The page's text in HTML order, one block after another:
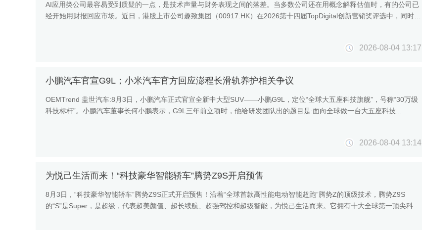
AI应用类公司最容易受到质疑的一点，是技术声量与财务表现之间的落差。当多数公司还在用概念解释估值时，有的公司已
经开始用财报回应市场。近日，港股上市公司趣致集团（00917.HK）在2026第十四届TopDigital创新营销奖评选中，同时
2026-08-04 13:17
小鹏汽车官宣G9L；小米汽车官方回应澎程长滑轨养护相关争议
OEMTrend 盖世汽车:8月3日，小鹏汽车正式官宣全新中大型SUV——小鹏G9L，定位“全球大五座科技旗舰”，号称“30万级
科技标杆”。小鹏汽车董事长何小鹏表示，G9L三年前立项时，他给研发团队出的题目是:面向全球做一台大五座科技...
2026-08-04 13:14
为悦己生活而来！“科技豪华智能轿车”腾势Z9S开启预售
8月3日，“科技豪华智能轿车”腾势Z9S正式开启预售！沿着“全球首款高性能电动智能超跑”腾势Z的顶级技术，腾势Z9S
的“S”是Super，是超级，代表超美颜值、超长续航、超强驾控和超级智能，为悦己生活而来。它拥有十大全球第一顶尖科